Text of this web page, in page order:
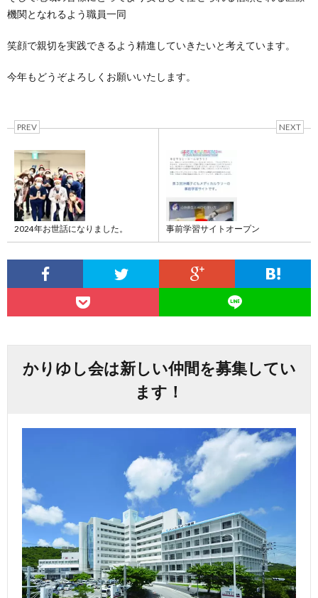
機関となれるよう職員一同
笑顔で親切を実践できるよう精進していきたいと考えています。
今年もどうぞよろしくお願いいたします。
PREV
2024年お世話になりました。
NEXT
事前学習サイトオープン
かりゆし会は新しい仲間を募集してい
ます！